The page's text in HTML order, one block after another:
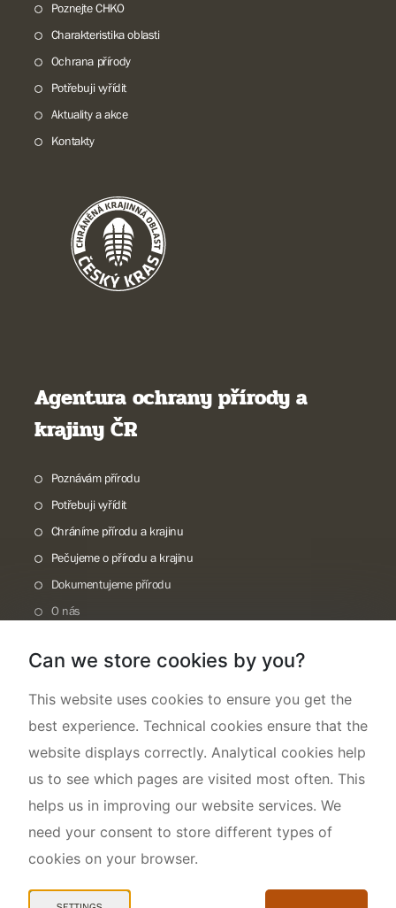
Poznejte CHKO
Charakteristika oblasti
Ochrana přírody
Potřebuji vyřídit
Aktuality a akce
Kontakty
Agentura ochrany přírody a
krajiny ČR
Poznávám přírodu
Potřebuji vyřídit
Chráníme přírodu a krajinu
Pečujeme o přírodu a krajinu
Dokumentujeme přírodu
O nás
Can we store cookies by you?
This website uses cookies to ensure you get the
best experience. Technical cookies ensure that the
website displays correctly. Analytical cookies help
us to see which pages are visited most often. This
helps us in improving our website services. We
need your consent to store different types of
cookies on your browser.